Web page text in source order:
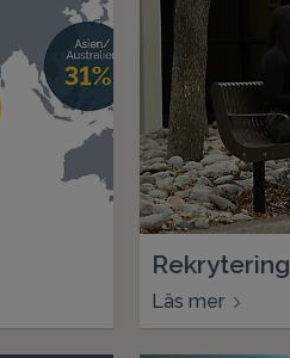
Rekrytering
Läs mer